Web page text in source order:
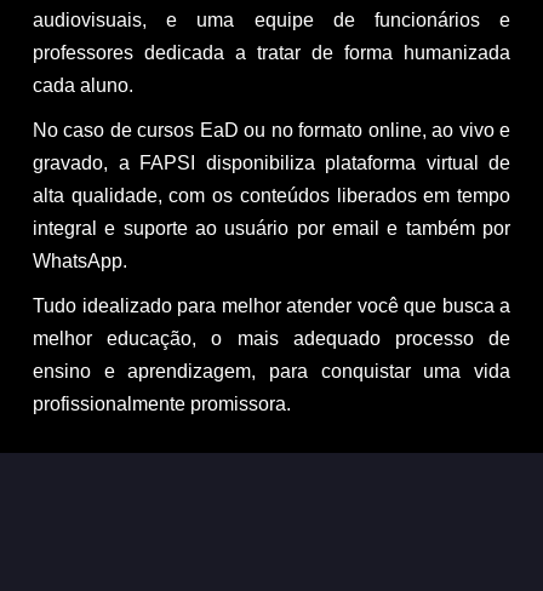
audiovisuais, e uma equipe de funcionários e
professores dedicada a tratar de forma humanizada
cada aluno.
No caso de cursos EaD ou no formato online, ao vivo e
gravado, a FAPSI disponibiliza plataforma virtual de
alta qualidade, com os conteúdos liberados em tempo
integral e suporte ao usuário por email e também por
WhatsApp.
Tudo idealizado para melhor atender você que busca a
melhor educação, o mais adequado processo de
ensino e aprendizagem, para conquistar uma vida
profissionalmente promissora.